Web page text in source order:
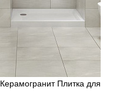
Керамогранит Плитка для